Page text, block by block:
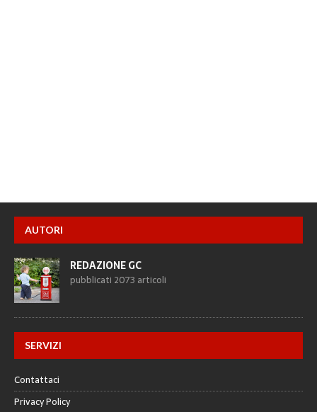
AUTORI
REDAZIONE GC
pubblicati 2073 articoli
SERVIZI
Contattaci
Privacy Policy